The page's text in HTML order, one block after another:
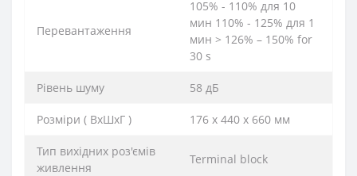
Перевантаження
105% - 110% для 10
мин 110% - 125% для 1
мин > 126% – 150% for
30 s
Рівень шуму 58 дБ
Розміри ( ВхШхГ ) 176 x 440 х 660 мм
Тип вихідних роз'ємів
живлення
Terminal block